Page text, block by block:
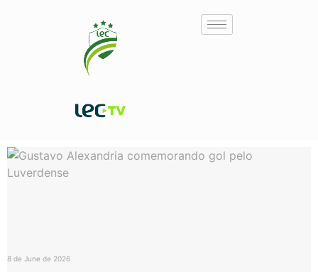
8 de June de 2026